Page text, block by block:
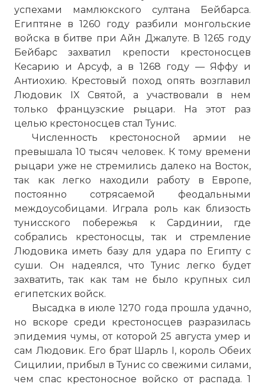
успехами мамлюкского султана Бейбарса.
Египтяне в 1260 году разбили монгольские
войска в битве при Айн Джалуте. В 1265 году
Бейбарс захватил крепости крестоносцев
Кесарию и Арсуф, а в 1268 году — Яффу и
Антиохию. Крестовый поход опять возглавил
Людовик IX Святой, а участвовали в нем
только французские рыцари. На этот раз
целью крестоносцев стал Тунис.
Численность крестоносной армии не
превышала 10 тысяч человек. К тому времени
рыцари уже не стремились далеко на Восток,
так как легко находили работу в Европе,
постоянно сотрясаемой феодальными
междоусобицами. Играла роль как близость
тунисского побережья к Сардинии, где
собрались крестоносцы, так и стремление
Людовика иметь базу для удара по Египту с
суши. Он надеялся, чтоТунис легко будет
захватить, так как там не было крупных сил
египетских войск.
Высадка в июле 1270 года прошла удачно,
но вскоре среди крестоносцев разразилась
эпидемия чумы, от которой 25 августа умер и
сам Людовик. Его брат Шарль I, король Обеих
Сицилии, прибыл в Тунис со свежими силами,
чем спас крестоносное войско от распада. 1